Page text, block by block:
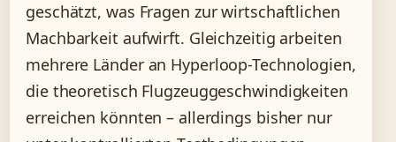
geschätzt, was Fragen zur wirtschaftlichen
Machbarkeit aufwirft. Gleichzeitig arbeiten
mehrere Länder an Hyperloop-Technologien,
die theoretisch Flugzeuggeschwindigkeiten
erreichen könnten – allerdings bisher nur